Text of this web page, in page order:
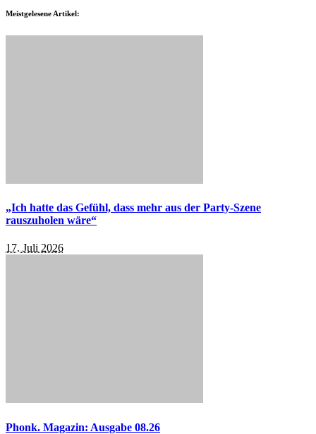
Meistgelesene Artikel:
„Ich hatte das Gefühl, dass mehr aus der Party-Szene
rauszuholen wäre“
17. Juli 2026
Phonk. Magazin: Ausgabe 08.26